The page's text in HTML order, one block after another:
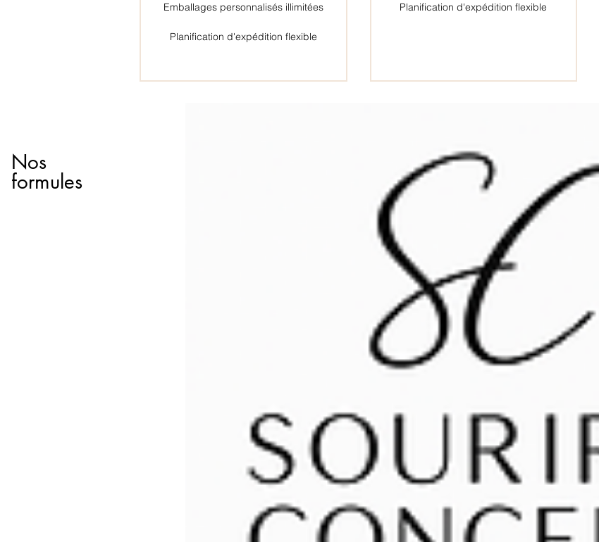
Emballages personnalisés illimitées
Planification d'expédition flexible
Planification d'expédition flexible